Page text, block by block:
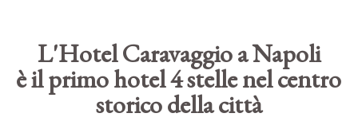
L'Hotel Caravaggio a Napoli
è il primo hotel 4 stelle nel centro
storico della città